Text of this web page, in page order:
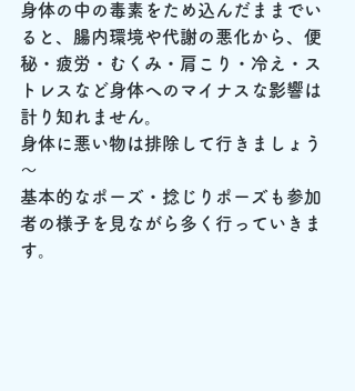
身体の中の毒素をため込んだままでい
ると、腸内環境や代謝の悪化から、便
秘・疲労・むくみ・肩こり・冷え・ス
トレスなど身体へのマイナスな影響は
計り知れません。
身体に悪い物は排除して行きましょう
～
基本的なポーズ・捻じりポーズも参加
者の様子を見ながら多く行っていきま
す。